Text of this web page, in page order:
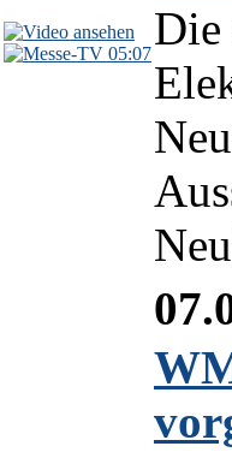
05:07Die